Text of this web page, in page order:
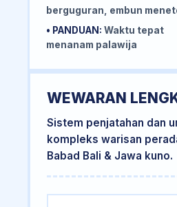
berguguran, embun
• PANDUAN: Waktu tepat
menanam palawija
WEWARAN
Sistem penjatahan dan
kompleks warisan
Babad Bali & Jawa kuno.